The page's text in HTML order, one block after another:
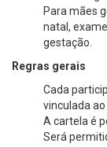
Para mães
natal,
gestação.
Regras gerais
Cada
vinculada ao
A cartela é
Será